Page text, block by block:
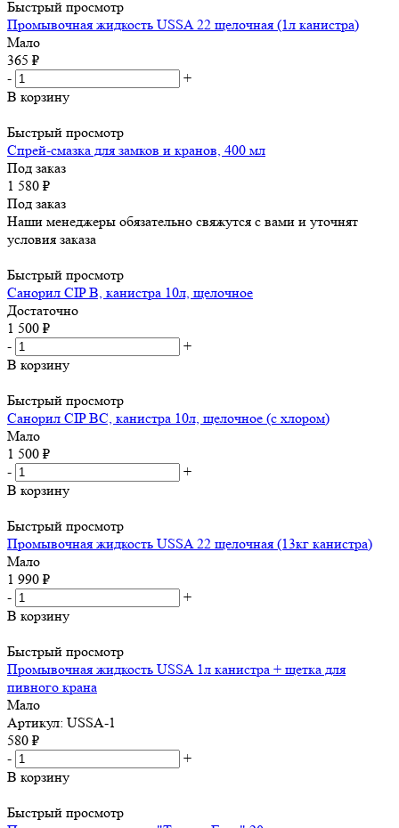
Быстрый просмотр
Промывочная жидкость USSA 22 щелочная (1л канистра)
Мало
365 ₽
-
+
В корзину
Быстрый просмотр
Спрей-смазка для замков и кранов, 400 мл
Под заказ
1 580 ₽
Под заказ
Наши менеджеры обязательно свяжутся с вами и уточнят
условия заказа
Быстрый просмотр
Санорил CIP B, канистра 10л, щелочное
Достаточно
1 500 ₽
-
+
В корзину
Быстрый просмотр
Санорил CIP BC, канистра 10л, щелочное (с хлором)
Мало
1 500 ₽
-
+
В корзину
Быстрый просмотр
Промывочная жидкость USSA 22 щелочная (13кг канистра)
Мало
1 990 ₽
-
+
В корзину
Быстрый просмотр
Промывочная жидкость USSA 1л канистра + щетка для
пивного крана
Мало
Артикул: USSA-1
580 ₽
-
+
В корзину
Быстрый просмотр